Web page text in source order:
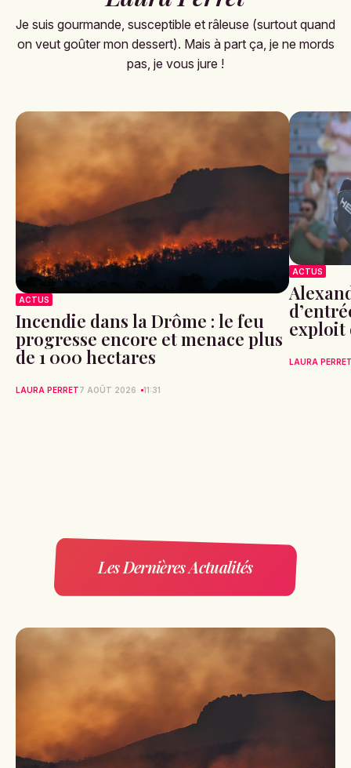
Je suis gourmande, susceptible et râleuse (surtout quand
on veut goûter mon dessert). Mais à part ça, je ne mords
pas, je vous jure !
ACTUS
Incendie dans la Drôme : le feu
progresse encore et menace plus
de 1 000 hectares
LAURA PERRET7 AOÛT 2026 11:31
ACTUS
exploit
LAURA
Les Dernières Actualités